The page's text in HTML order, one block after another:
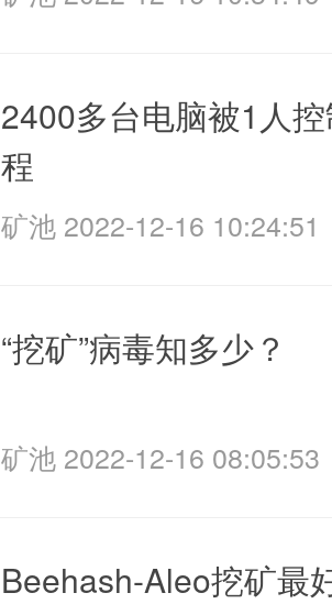
2400多台电脑被1人控
程
矿池 2022-12-16 10:24:51
“挖矿”病毒知多少？
矿池 2022-12-16 08:05:53
Beehash-Aleo挖矿最